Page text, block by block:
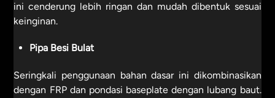
ini cenderung lebih ringan dan mudah dibentuk sesuai
keinginan.
Pipa Besi Bulat
Seringkali penggunaan bahan dasar ini dikombinasikan
dengan FRP dan pondasi baseplate dengan lubang baut.